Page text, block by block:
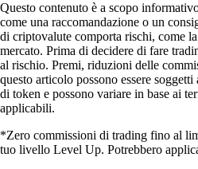
Questo contenuto è a scopo
come una raccomandazione o un
di criptovalute comporta rischi, come
mercato. Prima di decidere di fare
al rischio. Premi, riduzioni delle
questo articolo possono essere
di token e possono variare in base ai
applicabili.
*Zero commissioni di trading fino al
tuo livello Level Up. Potrebbero